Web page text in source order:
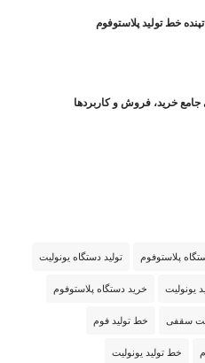
جامع خرید، فروش و کاربردها
پلاستوفوم تولید دستگاه یونولیت
یونولیت خرید دستگاه پلاستوفوم
سقفی خط تولید فوم
خط تولید یونولیت